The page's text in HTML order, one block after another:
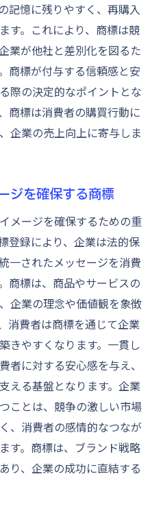
記憶に残りやすく、再購入
す。これにより、商標は競
業が他社と差別化を図るた
商標が付与する信頼感と安
際の決定的なポイントとな
商標は消費者の購買行動に
企業の売上向上に寄与しま
ジを確保する商標
メージを確保するための重
登録により、企業は法的保
一されたメッセージを消費
商標は、商品やサービスの
企業の理念や価値観を象徴
消費者は商標を通じて企業
きやすくなります。一貫し
者に対する安心感を与え、
える基盤となります。企業
ことは、競争の激しい市場
、消費者の感情的なつなが
す。商標は、ブランド戦略
り、企業の成功に直結する